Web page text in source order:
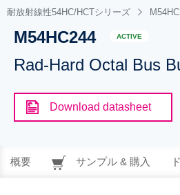
BOOKMARK
Please log into show your saved
耐放射線性54HC/HCTシリーズ
M54HC244 ACTIVE
Rad-Hard Octal Bus
Download datasheet
概要 サンプル & 購入